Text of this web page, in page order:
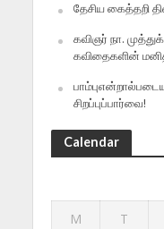
தேசிய கைத்தறி
கவிஞர் நா.
கவிதைகளின்
சிறப்புப்பார்வை!
Calendar
M T